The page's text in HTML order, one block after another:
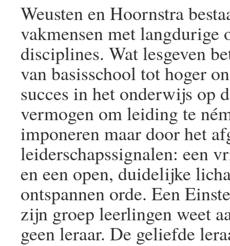
Weusten en Hoornstra
vakmensen met
disciplines. Wat lesgeven
van basisschool tot hoger
succes in het onderwijs op
vermogen om leiding te
imponeren maar door het
leiderschapssignalen: een
en een open, duidelijke
ontspannen orde. Een
zijn groep leerlingen weet
geen leraar. De geliefde